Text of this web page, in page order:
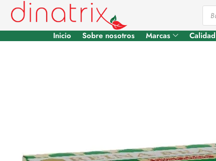
Inicio Sobre nosotros Marcas Calidad